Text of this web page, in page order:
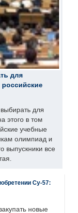
для
для
этого в том
учебные
олимпиад и
выпускники все
Су-57:
новые